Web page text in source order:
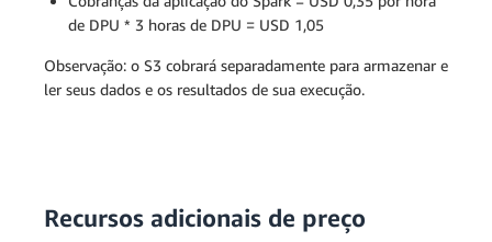
de DPU * 3 horas de DPU = USD 1,05
Observação: o S3 cobrará separadamente para armazenar e
ler seus dados e os resultados de sua execução.
Recursos adicionais de preço